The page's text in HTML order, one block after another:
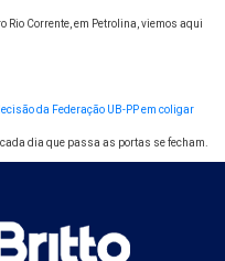
Rio Corrente, em Petrolina, viemos aqui
da Federação UB-PP em coligar
dia que passa as portas se fecham.